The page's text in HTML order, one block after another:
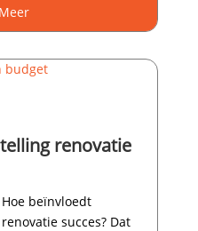
renovatie
beïnvloedt
succes? Dat